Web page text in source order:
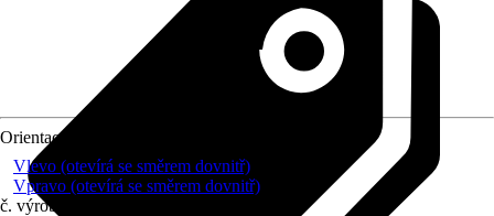
Orientace
Vlevo (otevírá se směrem dovnitř)
Vpravo (otevírá se směrem dovnitř)
č. výrobku